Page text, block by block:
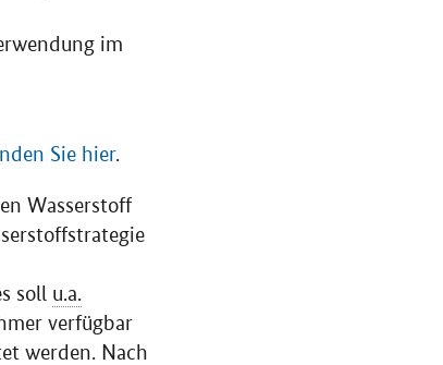
im
Sie hier.
Wasserstoff
soll u.a.
verfügbar
werden. Nach